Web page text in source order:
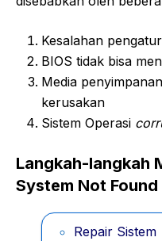
Kesalahan
BIOS tidak bisa
Media
kerusakan
Sistem Operasi
Langkah-langkah
System Not Found
Repair Sistem